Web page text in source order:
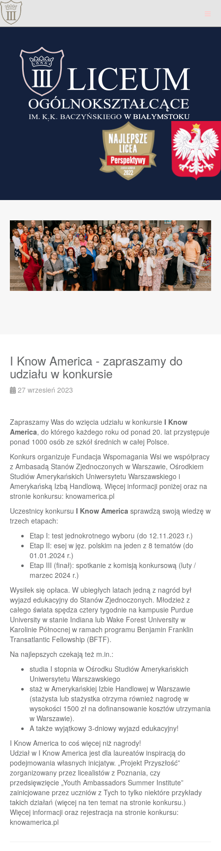
I Know America - zapraszamy do
udziału w konkursie
27 wrzesień 2023
Zapraszamy Was do wzięcia udziału w konkursie I Know
America, do którego każdego roku od ponad 20. lat przystępuje
ponad 1000 osób ze szkół średnich w całej Polsce.
Konkurs organizuje Fundacja Wspomagania Wsi we współpracy
z Ambasadą Stanów Zjednoczonych w Warszawie, Ośrodkiem
Studiów Amerykańskich Uniwersytetu Warszawskiego i
Amerykańską Izbą Handlową. Więcej informacji poniżej oraz na
stronie konkursu: knowamerica.pl
Uczestnicy konkursu I Know America sprawdzą swoją wiedzę w
trzech etapach:
Etap I: test jednokrotnego wyboru (do 12.11.2023 r.)
Etap II: esej w jęz. polskim na jeden z 8 tematów (do
01.01.2024 r.)
Etap III (finał): spotkanie z komisją konkursową (luty /
marzec 2024 r.)
Wysiłek się opłaca. W ubiegłych latach jedną z nagród był
wyjazd edukacyjny do Stanów Zjednoczonych. Młodzież z
całego świata spędza cztery tygodnie na kampusie Purdue
University w stanie Indiana lub Wake Forest University w
Karolinie Północnej w ramach programu Benjamin Franklin
Transatlantic Fellowship (BFTF).
Na najlepszych czekają też m.in.:
studia I stopnia w Ośrodku Studiów Amerykańskich
Uniwersytetu Warszawskiego
staż w Amerykańskiej Izbie Handlowej w Warszawie
(stażysta lub stażystka otrzyma również nagrodę w
wysokości 1500 zł na dofinansowanie kosztów utrzymania
w Warszawie).
A także wyjątkowy 3-dniowy wyjazd edukacyjny!
I Know America to coś więcej niż nagrody!
Udział w I Know America jest dla laureatów inspiracją do
podejmowania własnych inicjatyw. „Projekt Przyszłość”
zorganizowany przez licealistów z Poznania, czy
przedsięwzięcie „Youth Ambassadors Summer Institute”
zainicjowane przez uczniów z Tych to tylko niektóre przykłady
takich działań (więcej na ten temat na stronie konkursu.)
Więcej informacji oraz rejestracja na stronie konkursu:
knowamerica.pl